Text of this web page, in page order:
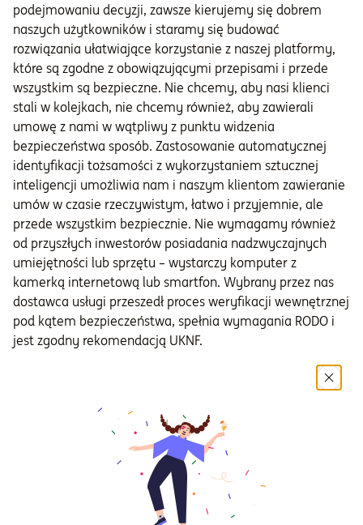
podejmowaniu decyzji, zawsze kierujemy się dobrem
naszych użytkowników i staramy się budować
rozwiązania ułatwiające korzystanie z naszej platformy,
które są zgodne z obowiązującymi przepisami i przede
wszystkim są bezpieczne. Nie chcemy, aby nasi klienci
stali w kolejkach, nie chcemy również, aby zawierali
umowę z nami w wątpliwy z punktu widzenia
bezpieczeństwa sposób. Zastosowanie automatycznej
identyfikacji tożsamości z wykorzystaniem sztucznej
inteligencji umożliwia nam i naszym klientom zawieranie
umów w czasie rzeczywistym, łatwo i przyjemnie, ale
przede wszystkim bezpiecznie. Nie wymagamy również
od przyszłych inwestorów posiadania nadzwyczajnych
umiejętności lub sprzętu – wystarczy komputer z
kamerką internetową lub smartfon. Wybrany przez nas
dostawca usługi przeszedł proces weryfikacji wewnętrznej
pod kątem bezpieczeństwa, spełnia wymagania RODO i
jest zgodny rekomendacją UKNF.
Jak NN Investment Partners
TFI wykorzystuje
biometryczną identyfikację
tożsamości?